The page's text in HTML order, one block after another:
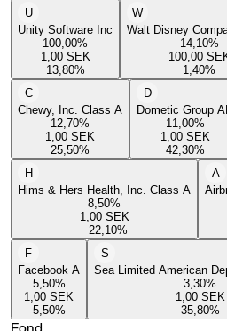
U
Unity Software Inc
100,00%
1,00 SEK
13,80%
W
Walt Disney
14,10%
100,00
1,40%
C
Chewy, Inc. Class A
12,70%
1,00 SEK
25,50%
D
Dometic Group
11,00%
1,00 SEK
42,30%
H
Hims & Hers Health, Inc. Class A
8,50%
1,00 SEK
−22,10%
A
F
Facebook A
5,50%
1,00 SEK
5,50%
S
Sea Limited American
3,30%
1,00 SEK
35,80%